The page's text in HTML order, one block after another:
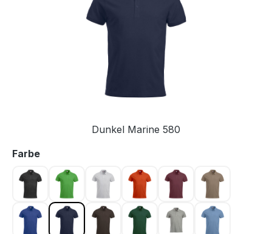
Dunkel Marine 580
Farbeauswählen
Anthrazit meliert 955
Apfelgrün 605
Asche 92 Blutorange 18Bordeaux 38Caffe Latte
Dunkel Blau 56Dunkel Marine 580
Dunkelmocca 825
Flaschengrün 68
Graumeliert 95Hellblau 57